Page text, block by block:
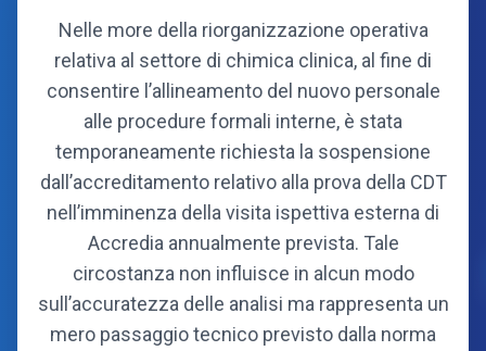
Nelle more della riorganizzazione operativa
relativa al settore di chimica clinica, al fine di
consentire l’allineamento del nuovo personale
alle procedure formali interne, è stata
temporaneamente richiesta la sospensione
dall’accreditamento relativo alla prova della CDT
nell’imminenza della visita ispettiva esterna di
Accredia annualmente prevista. Tale
circostanza non influisce in alcun modo
sull’accuratezza delle analisi ma rappresenta un
mero passaggio tecnico previsto dalla norma
Consorzio
Statuto
Soci fondatori
Soci attuali